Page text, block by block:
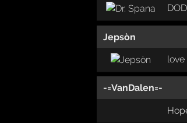
Jepsòn
love
-=VanDalen=-